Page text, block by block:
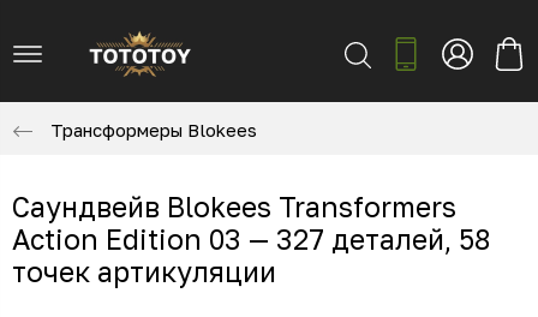
Трансформеры Blokees
Саундвейв Blokees Transformers
Action Edition 03 — 327 деталей, 58
точек артикуляции